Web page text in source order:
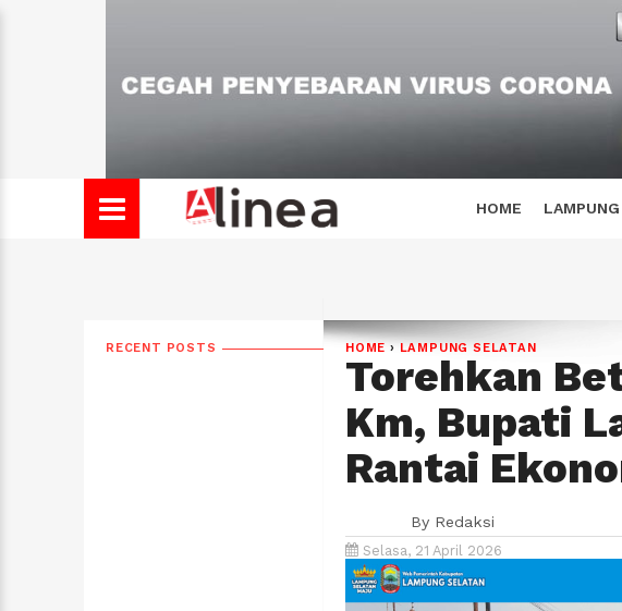
HOME
RECENT POSTS HOME › LAMPUNG SELATAN
Torehkan
Km, Bupati
Rantai
By Redaksi
Selasa, 21 April 2026